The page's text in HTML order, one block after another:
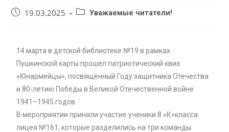
19.03.2025 Уважаемые читатели!
14 марта в детской библиотеке №19 в рамках
Пушкинской карты прошёл патриотический квиз
«Юнармейцы», посвящённый Году защитника Отечества
и 80-летию Победы в Великой Отечественной войне
1941–1945 годов.
В мероприятии приняли участие ученики 8 «К»класса
лицея №161, которые разделились на три команды: